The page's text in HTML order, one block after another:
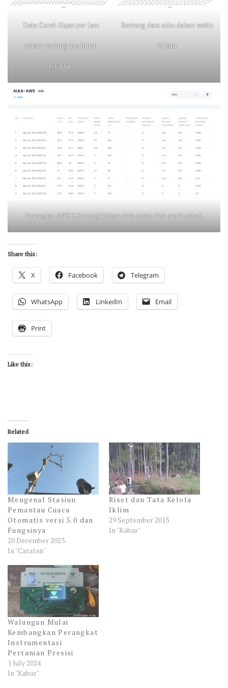
Data Curah Hujan per Jam
dalam rentang dua bulan
terakhir.
Rentang data suhu dalam waktu
24 jam.
Perangkat AWS 5.0 mengirimkan data setiap dua menit sekali.
Share this:
X Facebook Telegram
WhatsApp LinkedIn Email
Print
Like this:
Related
Mengenal Stasiun
Pemantau Cuaca
Otomatis versi 5.0 dan
Fungsinya
20 December 2023
In "Catatan"
Riset dan Tata Kelola
Iklim
29 September 2013
In "Kabar"
Walungan Mulai
Kembangkan Perangkat
Instrumentasi
Pertanian Presisi
1 July 2024
In "Kabar"